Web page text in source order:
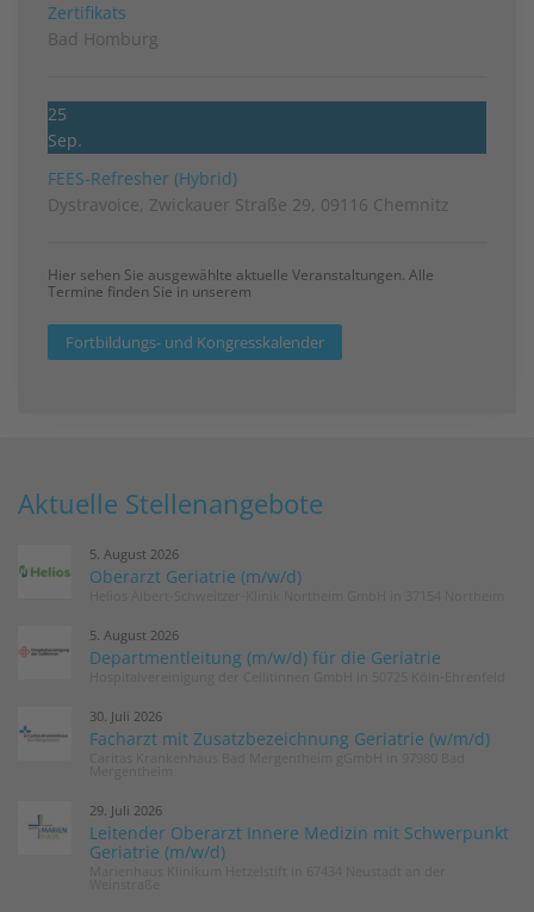
Zertifikats
Bad Homburg
25
Sep.
FEES-Refresher (Hybrid)
Dystravoice, Zwickauer Straße 29, 09116 Chemnitz
Hier sehen Sie ausgewählte aktuelle Veranstaltungen. Alle
Termine finden Sie in unserem
Fortbildungs- und Kongresskalender
Aktuelle Stellenangebote
5. August 2026
Oberarzt Geriatrie (m/w/d)
5. August 2026
Departmentleitung (m/w/d) für die Geriatrie
30. Juli 2026
Facharzt mit Zusatzbezeichnung Geriatrie (w/m/d)
29. Juli 2026
Leitender Oberarzt Innere Medizin mit Schwerpunkt
Geriatrie (m/w/d)